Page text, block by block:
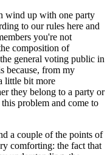
wind up with one party
to our rules here and
you're not
composition of
general voting public in
because, from my
little bit more
they belong to a party or
problem and come to
a couple of the points of
comforting: the fact that